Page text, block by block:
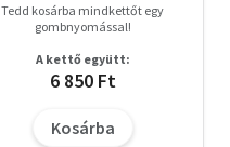
Tedd kosárba mindkettőt egy
gombnyomással!
A kettő együtt:
6 850 Ft
Kosárba